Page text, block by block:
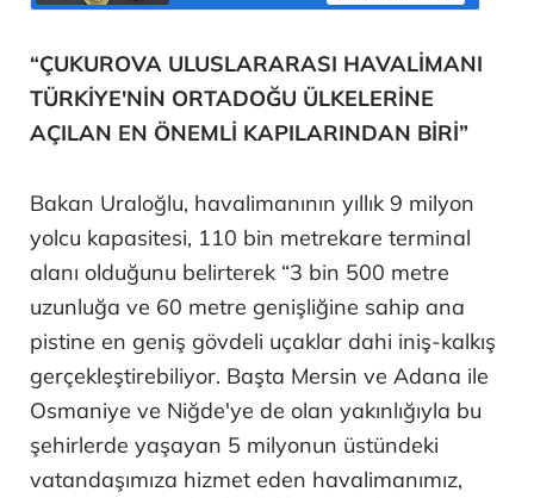
“ÇUKUROVA ULUSLARARASI HAVALİMANI
TÜRKİYE'NİN ORTADOĞU ÜLKELERİNE
AÇILAN EN ÖNEMLİ KAPILARINDAN BİRİ”
Bakan Uraloğlu, havalimanının yıllık 9 milyon
yolcu kapasitesi, 110 bin metrekare terminal
alanı olduğunu belirterek “3 bin 500 metre
uzunluğa ve 60 metre genişliğine sahip ana
pistine en geniş gövdeli uçaklar dahi iniş-kalkış
gerçekleştirebiliyor. Başta Mersin ve Adana ile
Osmaniye ve Niğde'ye de olan yakınlığıyla bu
şehirlerde yaşayan 5 milyonun üstündeki
vatandaşımıza hizmet eden havalimanımız,